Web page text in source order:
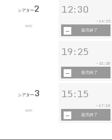
シアター2
102分
12:30
~ 14:25
販売終了
19:25
~ 21:20
販売終了
シアター 3
102分
15:15
~ 17:10
販売終了